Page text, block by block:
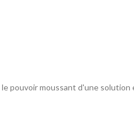
pouvoir moussant d'une